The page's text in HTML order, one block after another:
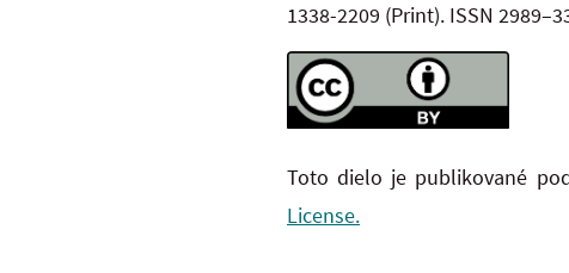
1338-2209 (Print). ISSN
Toto dielo je publikované
License.